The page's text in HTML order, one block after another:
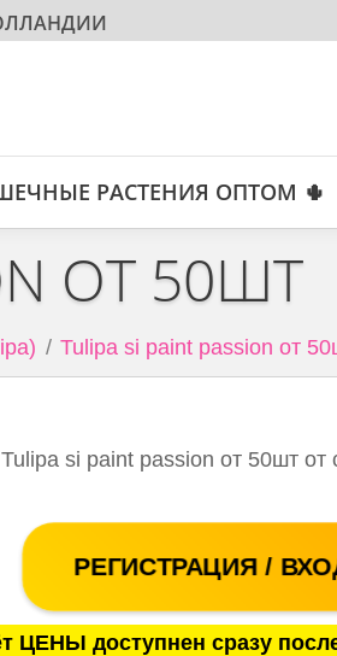
РАСТЕНИЯ ОПТОМ 🌵
ОТ 50ШТ
Tulipa si paint passion от
si paint passion от 50шт от
РЕГИСТРАЦИЯ /
ЦЕНЫ доступнен сразу